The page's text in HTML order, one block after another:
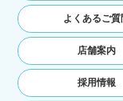
アドレスを
付したり必
名や住所な
ユーザーの
月日，住所
ットカード
よくあるご質
店舗案内
採用情報